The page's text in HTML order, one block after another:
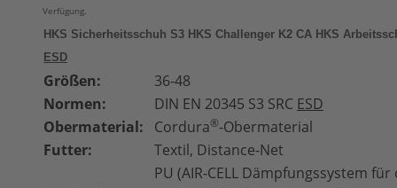
Verfügung.
HKS Sicherheitsschuh S3 HKS Challenger K2 CA HKS
ESD
Größen:
36-48
Normen:
DIN EN 20345 S3 SRC ESD
Obermaterial:
Cordura®-Obermaterial
Futter:
Textil, Distance-Net
PU (AIR-CELL Dämpfungssystem